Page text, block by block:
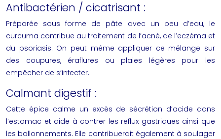
Antibactérien / cicatrisant :
Préparée sous forme de pâte avec un peu d’eau, le
curcuma contribue au traitement de l’acné, de l’eczéma et
du psoriasis. On peut même appliquer ce mélange sur
des coupures, éraflures ou plaies légères pour les
empêcher de s’infecter.
Calmant digestif :
Cette épice calme un excès de sécrétion d’acide dans
l’estomac et aide à contrer les reflux gastriques ainsi que
les ballonnements. Elle contribuerait également à soulager